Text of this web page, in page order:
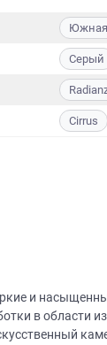
Южная
Серый
Cirrus
и
в области